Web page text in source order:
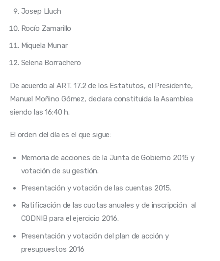
Josep Lluch
Rocío Zamarillo
Miquela Munar
Selena Borrachero
De acuerdo al ART. 17.2 de los Estatutos, el Presidente,
Manuel Moñino Gómez, declara constituida la Asamblea
siendo las 16:40 h.
El orden del día es el que sigue:
Memoria de acciones de la Junta de Gobierno 2015 y
votación de su gestión.
Presentación y votación de las cuentas 2015.
Ratificación de las cuotas anuales y de inscripción al
CODNIB para el ejercicio 2016.
Presentación y votación del plan de acción y
presupuestos 2016